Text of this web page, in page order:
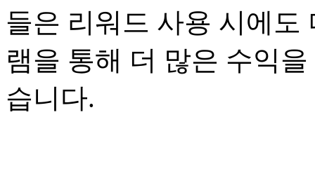
들은 리워드 사용 시에도
램을 통해 더 많은 수익
습니다.